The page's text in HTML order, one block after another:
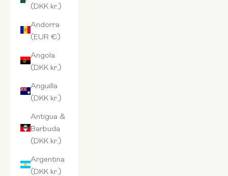
(DKK kr.)
Andorra
(EUR €)
Angola
(DKK kr.)
Anguilla
(DKK kr.)
Antigua &
Barbuda
(DKK kr.)
Argentina
(DKK kr.)